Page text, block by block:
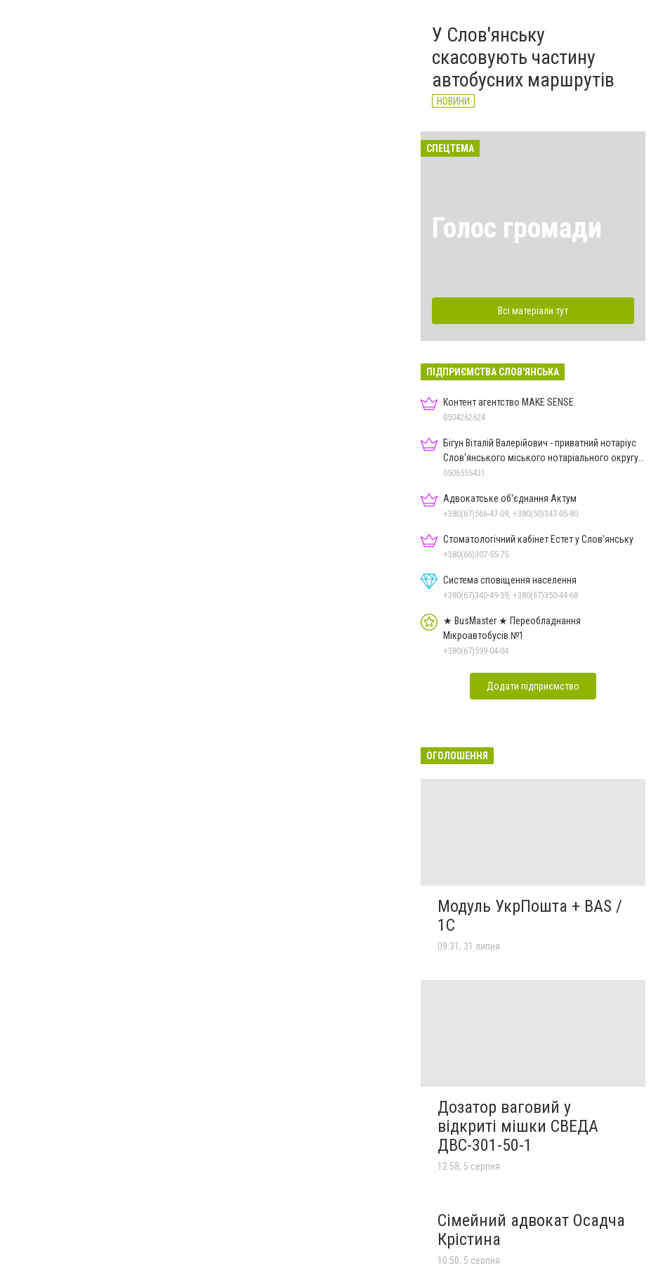
У Слов'янську
скасовують частину
автобусних маршрутів
НОВИНИ
СПЕЦТЕМА
Голос громади
Всі матеріали тут
ПІДПРИЄМСТВА СЛОВ'ЯНСЬКА
Контент агентство MAKE SENSE
0504262624
Бігун Віталій Валерійович - приватний нотаріус
Слов'янського міського нотаріального округу
Дон.обл.
0506555431
Адвокатське об'єднання Актум
+380(67)566-47-09, +380(50)347-05-80
Стоматологічний кабінет Естет у Слов'янську
+380(66)307-55-75
Система сповіщення населення
+380(67)340-49-59, +380(67)350-44-68
★ BusMaster ★ Переобладнання
Мікроавтобусів №1
+380(67)599-04-04
Додати підприємство
ОГОЛОШЕННЯ
Модуль УкрПошта + BAS /
1C
09:31, 31 липня
Дозатор ваговий у
відкриті мішки СВЕДА
ДВС-301-50-1
12:58, 5 серпня
Сімейний адвокат Осадча
Крістина
10:50, 5 серпня